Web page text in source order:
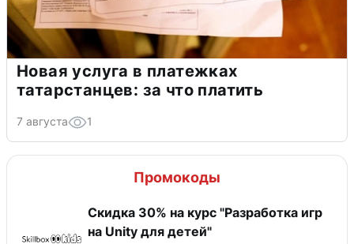
Новая услуга в платежках
татарстанцев: за что платить
7 августа 1
Промокоды
Скидка 30% на курс "Разработка игр
на Unity для детей"